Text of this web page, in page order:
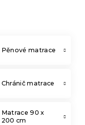
Pěnové matrace
Chránič matrace
Matrace 90 x
200 cm